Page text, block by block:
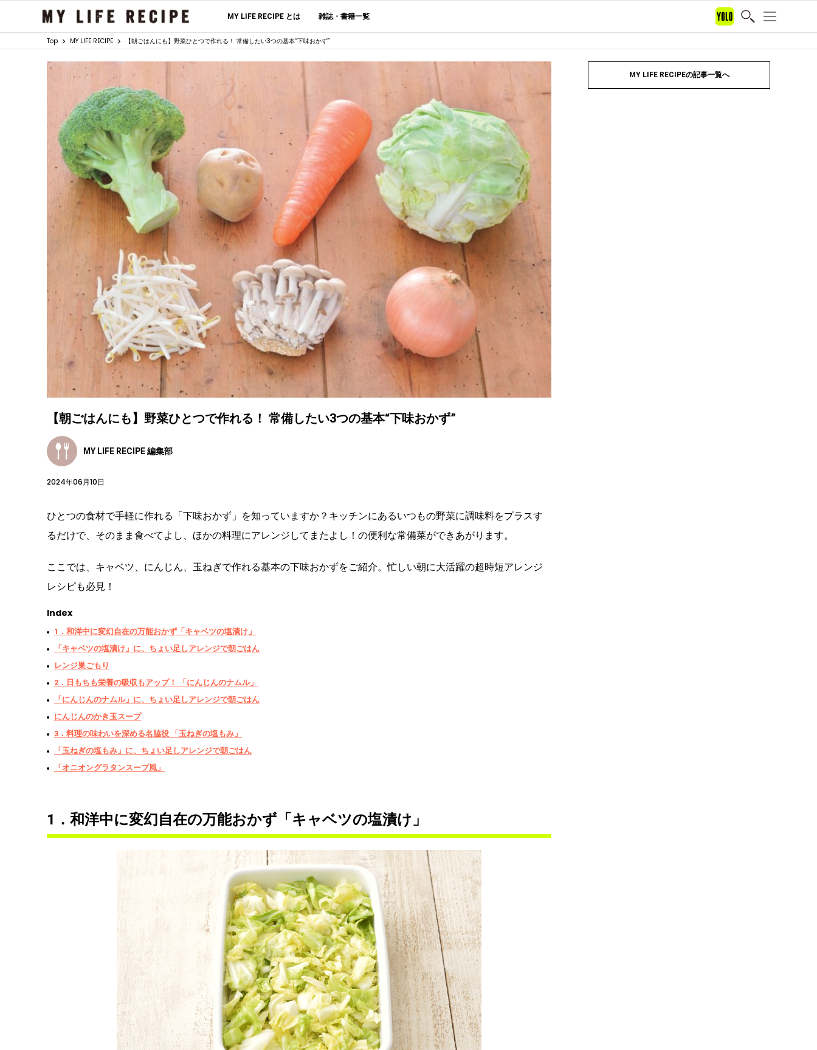
MY LIFE RECIPE とは 雑誌・書籍一覧
Top MY LIFE RECIPE 【朝ごはんにも】野菜ひとつで作れる！ 常備したい3つの基本“下味おかず”
【朝ごはんにも】野菜ひとつで作れる！ 常備したい3つの基本“下味おかず”
MY LIFE RECIPE 編集部
2024年06月10日
ひとつの食材で手軽に作れる「下味おかず」を知っていますか？キッチンにあるいつもの野菜に調味料をプラスす
るだけで、そのまま食べてよし、ほかの料理にアレンジしてまたよし！の便利な常備菜ができあがります。
ここでは、キャベツ、にんじん、玉ねぎで作れる基本の下味おかずをご紹介。忙しい朝に大活躍の超時短アレンジ
レシピも必見！
Index
1．和洋中に変幻自在の万能おかず「キャベツの塩漬け」
「キャベツの塩漬け」に、ちょい足しアレンジで朝ごはん
レンジ巣ごもり
2．日もちも栄養の吸収もアップ！ 「にんじんのナムル」
「にんじんのナムル」に、ちょい足しアレンジで朝ごはん
にんじんのかき玉スープ
3．料理の味わいを深める名脇役 「玉ねぎの塩もみ」
「玉ねぎの塩もみ」に、ちょい足しアレンジで朝ごはん
「オニオングラタンスープ風」
1．和洋中に変幻自在の万能おかず「キャベツの塩漬け」
MY LIFE RECIPEの記事一覧へ